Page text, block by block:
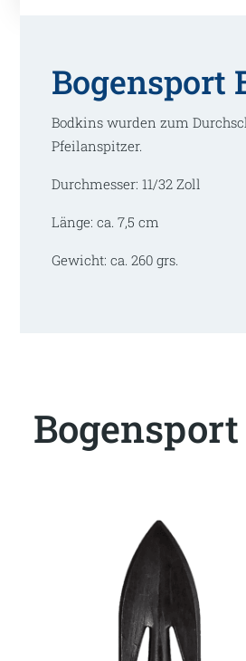
Bogensport
Bodkins wurden zum
Pfeilanspitzer.
Durchmesser: 11/32 Zoll
Länge: ca. 7,5 cm
Gewicht: ca. 260 grs.